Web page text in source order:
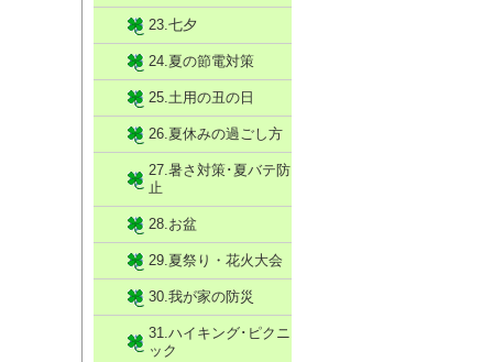
23.七夕
24.夏の節電対策
25.土用の丑の日
26.夏休みの過ごし方
27.暑さ対策･夏バテ防
止
28.お盆
29.夏祭り・花火大会
30.我が家の防災
31.ハイキング･ピクニ
ック